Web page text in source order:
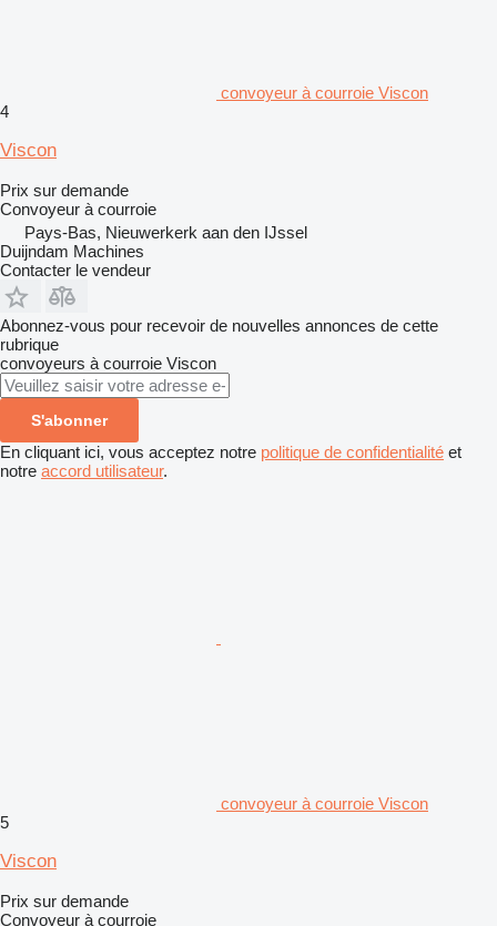
convoyeur à courroie Viscon
4
Viscon
Prix sur demande
Convoyeur à courroie
Pays-Bas, Nieuwerkerk aan den IJssel
Duijndam Machines
Contacter le vendeur
Abonnez-vous pour recevoir de nouvelles annonces de cette
rubrique
convoyeurs à courroie Viscon
S'abonner
En cliquant ici, vous acceptez notre politique de confidentialité et
notre accord utilisateur.
convoyeur à courroie Viscon
5
Viscon
Prix sur demande
Convoyeur à courroie